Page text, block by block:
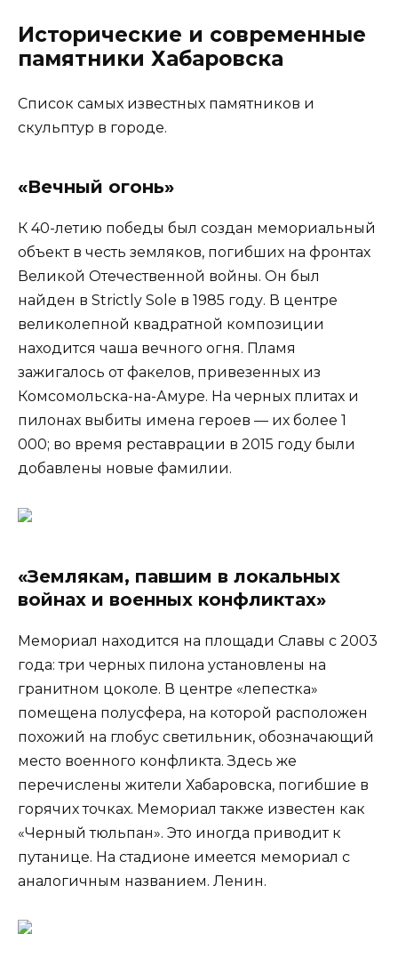
Исторические и современные
памятники Хабаровска
Список самых известных памятников и
скульптур в городе.
«Вечный огонь»
К 40-летию победы был создан мемориальный
объект в честь земляков, погибших на фронтах
Великой Отечественной войны. Он был
найден в Strictly Sole в 1985 году. В центре
великолепной квадратной композиции
находится чаша вечного огня. Пламя
зажигалось от факелов, привезенных из
Комсомольска-на-Амуре. На черных плитах и
пилонах выбиты имена героев — их более 1
000; во время реставрации в 2015 году были
добавлены новые фамилии.
«Землякам, павшим в локальных
войнах и военных конфликтах»
Мемориал находится на площади Славы с 2003
года: три черных пилона установлены на
гранитном цоколе. В центре «лепестка»
помещена полусфера, на которой расположен
похожий на глобус светильник, обозначающий
место военного конфликта. Здесь же
перечислены жители Хабаровска, погибшие в
горячих точках. Мемориал также известен как
«Черный тюльпан». Это иногда приводит к
путанице. На стадионе имеется мемориал с
аналогичным названием. Ленин.